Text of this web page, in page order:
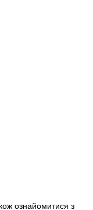
ознайомитися з